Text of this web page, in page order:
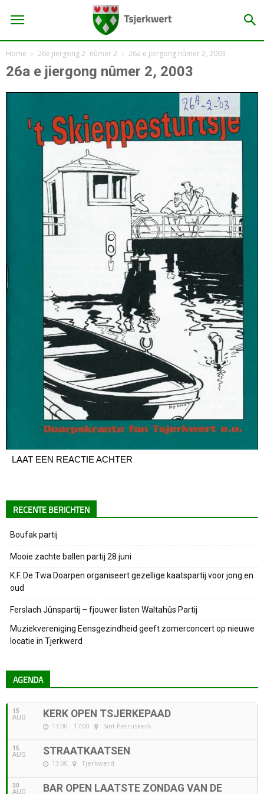
Home 26e jiergong 2- nûmer 2 26a e jiergong nûmer 2, 2003
26a e jiergong nûmer 2, 2003
LAAT EEN REACTIE ACHTER
RECENTE BERICHTEN
Boufak partij
Mooie zachte ballen partij 28 juni
K.F. De Twa Doarpen organiseert gezellige kaatspartij voor jong en
oud
Ferslach Jûnspartij – fjouwer listen Waltahûs Partij
Muziekvereniging Eensgezindheid geeft zomerconcert op nieuwe
locatie in Tjerkwerd
AGENDA
15
AUG KERK OPEN TSJERKEPAAD
13:00 - 17:00 Sint Petruskerk
15
AUG STRAATKAATSEN
13:00 Tjerkwerd
30
AUG BAR OPEN LAATSTE ZONDAG VAN DE